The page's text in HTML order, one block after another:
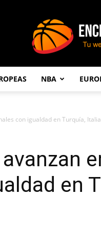
NBA
con igualdad en Turquía,
en